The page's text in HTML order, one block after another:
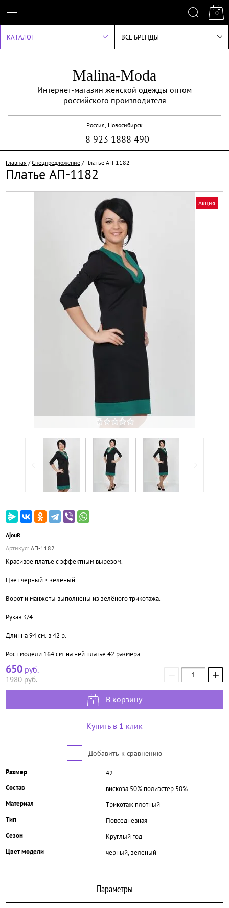
0
КАТАЛОГ ВСЕ БРЕНДЫ
Malina-Moda
Интернет-магазин женской одежды оптом
российского производителя
Россия, Новосибирск
8 923 1888 490
Главная /Спецпредложение / Платье АП-1182
Платье АП-1182
Акция
AjouR
Артикул: АП-1182
Красивое платье с эффектным вырезом.
Цвет чёрный + зелёный.
Ворот и манжеты выполнены из зелёного трикотажа.
Рукав 3/4.
Длинна 94 см. в 42 р.
Рост модели 164 см. на ней платье 42 размера.
650 руб.
1980руб. +
В корзину
Купить в 1 клик
Добавить к сравнению
Размер
42
Состав
вискоза 50% полиэстер 50%
Материал
Трикотаж плотный
Тип
Повседневная
Сезон
Круглый год
Цвет модели
черный, зеленый
Параметры